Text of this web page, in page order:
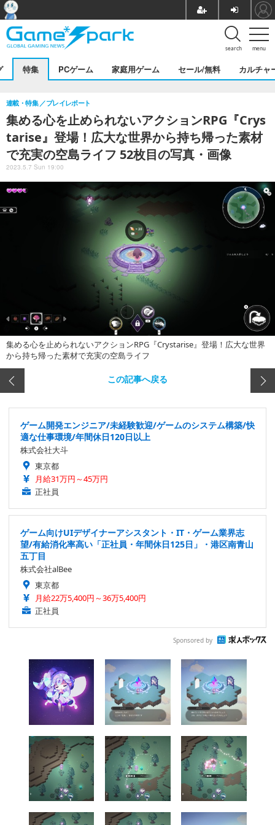
menu
search
特集 PCゲーム 家庭用ゲーム セール/無料 カルチャ
集める心を止められないアクションRPG『Crys
tarise』登場！広大な世界から持ち帰った素材
で充実の空島ライフ 52枚目の写真・画像
連載・特集 プレイレポート
2023.5.7 Sun 19:00
集める心を止められないアクションRPG『Crystarise』登場！広大な世界
から持ち帰った素材で充実の空島ライフ
この記事へ戻る
ゲーム開発エンジニア/未経験歓迎/ゲームのシステム構築/快
適な仕事環境/年間休日120日以上
株式会社大斗
東京都
月給31万円～45万円
正社員
ゲーム向けUIデザイナーアシスタント・IT・ゲーム業界志
望/有給消化率高い「正社員・年間休日125日」・港区南青山
五丁目
株式会社alBee
東京都
月給22万5,400円～36万5,400円
正社員
Sponsored by